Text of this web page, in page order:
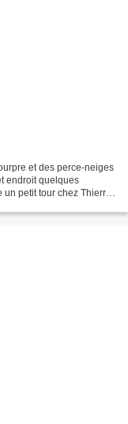
et des perce-neiges
endroit quelques
petit tour chez Thierry